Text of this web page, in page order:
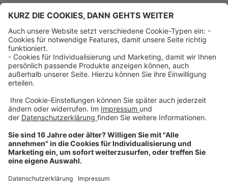
Über uns
Dehner Unternehmen
Jobs bei Dehner